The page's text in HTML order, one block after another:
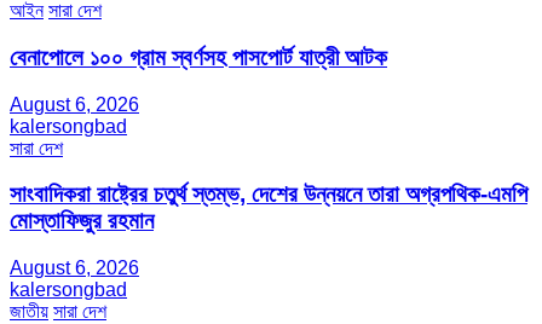
আইন সারা দেশ
বেনাপোলে ১০০ গ্রাম স্বর্ণসহ পাসপোর্ট যাত্রী আটক
August 6, 2026
kalersongbad
সারা দেশ
সাংবাদিকরা রাষ্ট্রের চতুর্থ স্তম্ভ, দেশের উন্নয়নে তারা অগ্রপথিক-এমপি
মোস্তাফিজুর রহমান
August 6, 2026
kalersongbad
জাতীয় সারা দেশ